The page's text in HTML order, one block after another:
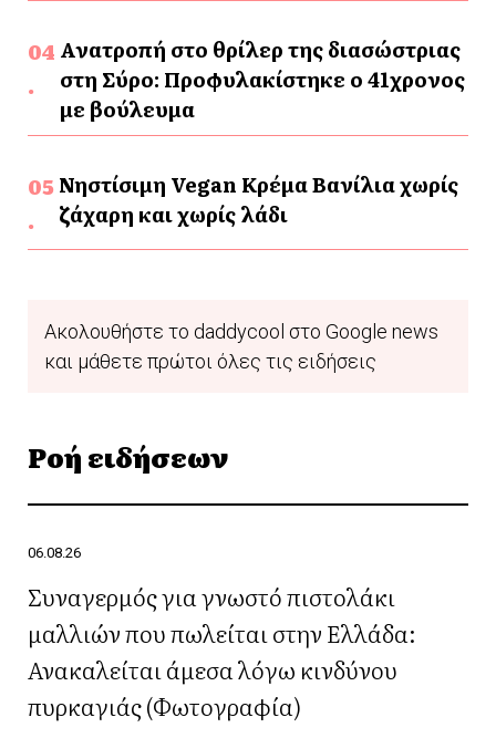
Ανατροπή στο θρίλερ της διασώστριας
στη Σύρο: Προφυλακίστηκε ο 41χρονος
με βούλευμα
Νηστίσιμη Vegan Κρέμα Βανίλια χωρίς
ζάχαρη και χωρίς λάδι
Ακολουθήστε το daddycool στο Google news
και μάθετε πρώτοι όλες τις ειδήσεις
Ροή ειδήσεων
06.08.26
Συναγερμός για γνωστό πιστολάκι
μαλλιών που πωλείται στην Ελλάδα:
Ανακαλείται άμεσα λόγω κινδύνου
πυρκαγιάς (Φωτογραφία)